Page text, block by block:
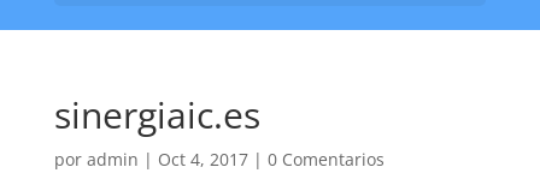
sinergiaic.es
por admin | Oct 4, 2017| 0 Comentarios